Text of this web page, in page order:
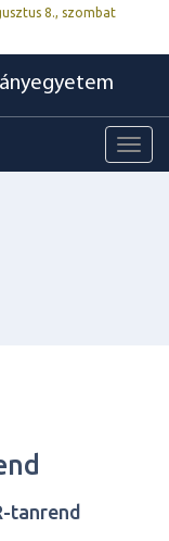
8., szombat
tanrend